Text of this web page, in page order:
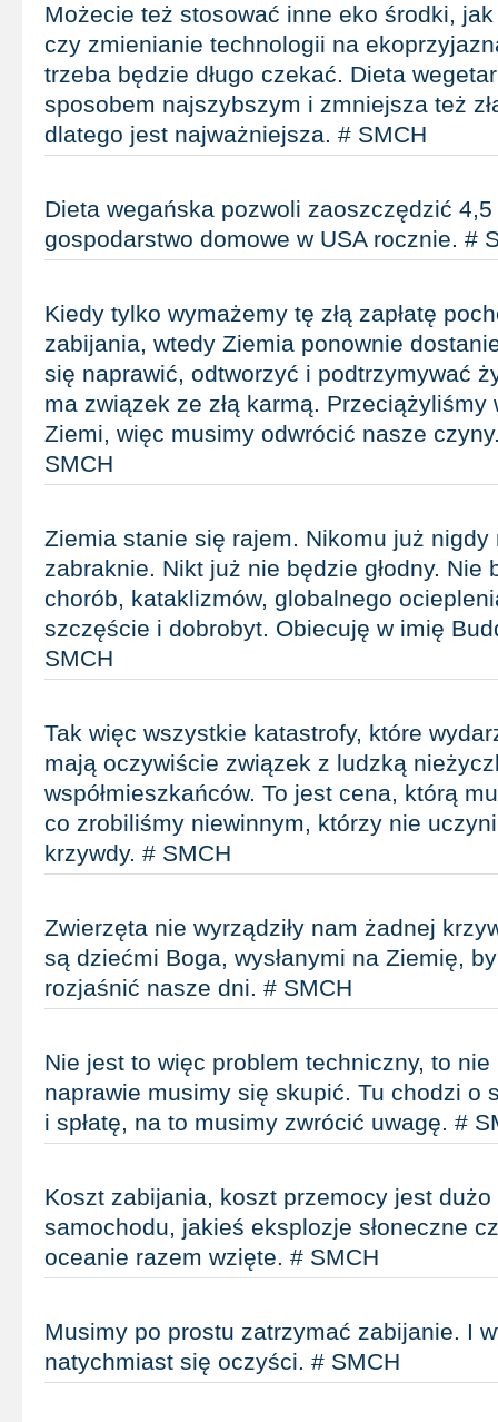
Możecie też stosować inne eko środki,
czy zmienianie technologii na
trzeba będzie długo czekać. Dieta
sposobem najszybszym i zmniejsza też
dlatego jest najważniejsza. # SMCH
Dieta wegańska pozwoli zaoszczędzić
gospodarstwo domowe w USA rocznie. #
Kiedy tylko wymażemy tę złą zapłatę
zabijania, wtedy Ziemia ponownie
się naprawić, odtworzyć i podtrzymywać
ma związek ze złą karmą. Przeciążyliśmy
Ziemi, więc musimy odwrócić nasze
SMCH
Ziemia stanie się rajem. Nikomu już nigdy
zabraknie. Nikt już nie będzie głodny. Nie
chorób, kataklizmów, globalnego
szczęście i dobrobyt. Obiecuję w imię
SMCH
Tak więc wszystkie katastrofy, które
mają oczywiście związek z ludzką
współmieszkańców. To jest cena, którą
co zrobiliśmy niewinnym, którzy nie
krzywdy. # SMCH
Zwierzęta nie wyrządziły nam żadnej
są dziećmi Boga, wysłanymi na Ziemię,
rozjaśnić nasze dni. # SMCH
Nie jest to więc problem techniczny, to
naprawie musimy się skupić. Tu chodzi o
i spłatę, na to musimy zwrócić uwagę. #
Koszt zabijania, koszt przemocy jest
samochodu, jakieś eksplozje słoneczne
oceanie razem wzięte. # SMCH
Musimy po prostu zatrzymać zabijanie. I
natychmiast się oczyści. # SMCH